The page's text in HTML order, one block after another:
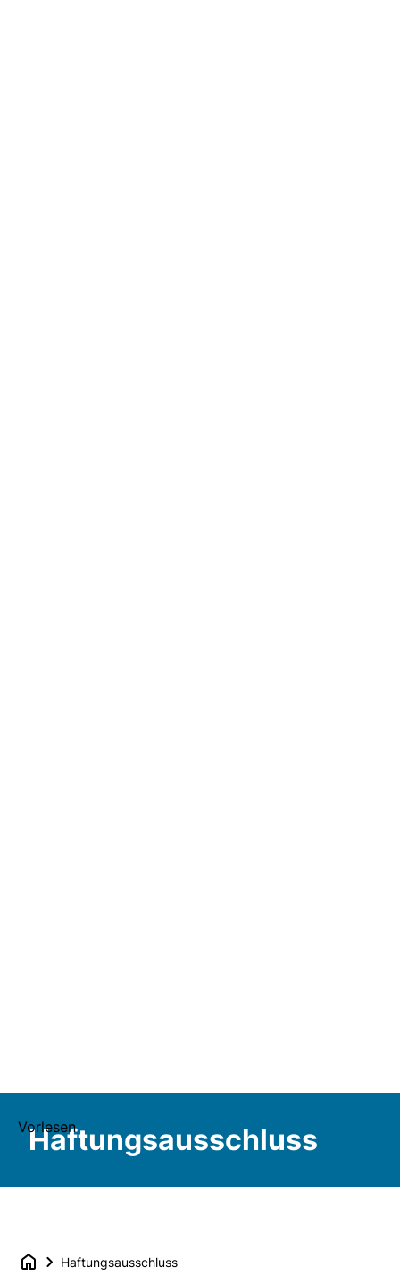
Vorlesen
Haftungsausschluss
Haftungsausschluss